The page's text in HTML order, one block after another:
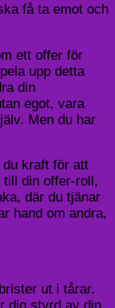
få ta emot och
ett offer för
upp detta
din
egot, vara
Men du har
du kraft för att
till din offer-roll,
där du tjänar
hand om andra,
ut i tårar.